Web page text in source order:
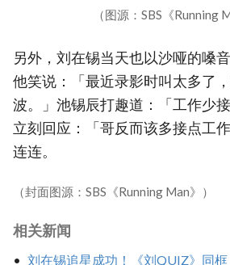
（图源：SBS《Running
另外，刘在锡当天也以沙哑的嗓
他笑说：「最近录影时叫太多了
波。」池锡辰打趣道：「工作少
立刻回应：「哥反而该多接点工
连连。
（封面图源：SBS《Running Man》）
相关新闻
刘在锡追星成功！《刘QUIZ》同